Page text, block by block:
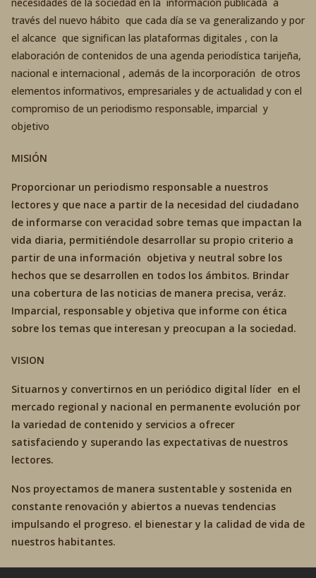
través del nuevo hábito que cada día se va generalizando y por
el alcance que significan las plataformas digitales , con la
elaboración de contenidos de una agenda periodística tarijeña,
nacional e internacional , además de la incorporación de otros
elementos informativos, empresariales y de actualidad y con el
compromiso de un periodismo responsable, imparcial y
objetivo
MISIÓN
Proporcionar un periodismo responsable a nuestros
lectores y que nace a partir de la necesidad del ciudadano
de informarse con veracidad sobre temas que impactan la
vida diaria, permitiéndole desarrollar su propio criterio a
partir de una información objetiva y neutral sobre los
hechos que se desarrollen en todos los ámbitos. Brindar
una cobertura de las noticias de manera precisa, veráz.
Imparcial, responsable y objetiva que informe con ética
sobre los temas que interesan y preocupan a la sociedad.
VISION
Situarnos y convertirnos en un periódico digital líder en el
mercado regional y nacional en permanente evolución por
la variedad de contenido y servicios a ofrecer
satisfaciendo y superando las expectativas de nuestros
lectores.
Nos proyectamos de manera sustentable y sostenida en
constante renovación y abiertos a nuevas tendencias
impulsando el progreso. el bienestar y la calidad de vida de
nuestros habitantes.